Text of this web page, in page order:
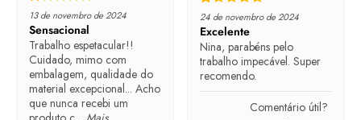
Rated out of 5
24 de novembro de 2024
Excelente
Nina, parabéns pelo
trabalho impecável. Super
recomendo.
Comentário útil?
Rated out of 5
13 de novembro de 2024
Sensacional
Trabalho espetacular!!
Cuidado, mimo com
embalagem, qualidade do
material excepcional... Acho
que nunca recebi um